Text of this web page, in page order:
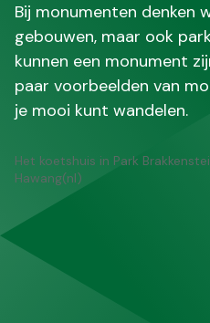
Bij monumenten denken
gebouwen, maar ook
kunnen een monument
paar voorbeelden van
je mooi kunt wandelen.
Het koetshuis in Park
Hawang(nl)